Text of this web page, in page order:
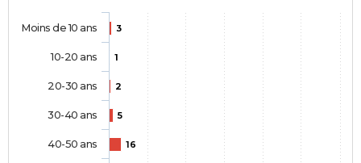
3
1
2
5
16
Moins de 10 ans
10-20 ans
20-30 ans
30-40 ans
40-50 ans